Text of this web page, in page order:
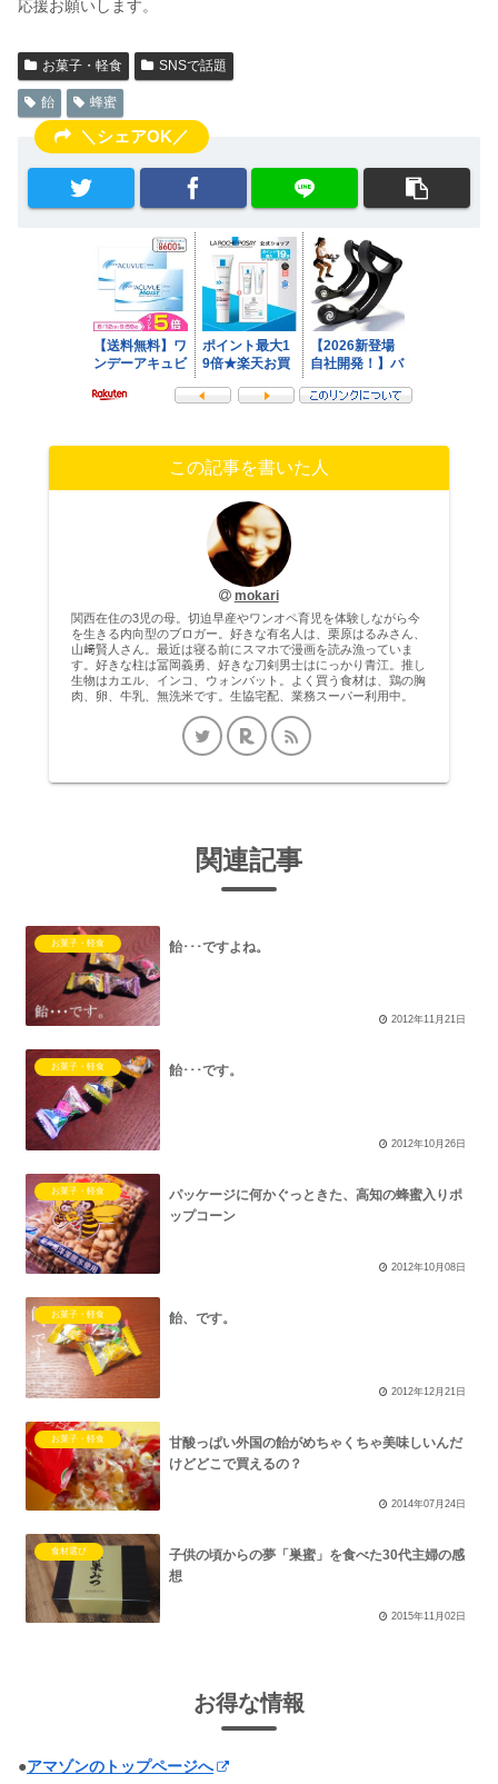
応援お願いします。
お菓子・軽食 SNSで話題
飴 蜂蜜
＼シェアOK／
この記事を書いた人
mokari
関西在住の3児の母。切迫早産やワンオペ育児を体験しながら今
を生きる内向型のブロガー。好きな有名人は、栗原はるみさん、
山﨑賢人さん。最近は寝る前にスマホで漫画を読み漁っていま
す。好きな柱は冨岡義勇、好きな刀剣男士はにっかり青江。推し
生物はカエル、インコ、ウォンバット。よく買う食材は、鶏の胸
肉、卵、牛乳、無洗米です。生協宅配、業務スーパー利用中。
関連記事
お菓子・軽食 飴･･･ですよね。
2012年11月21日
お菓子・軽食 飴･･･です。
2012年10月26日
お菓子・軽食
パッケージに何かぐっときた、高知の蜂蜜入りポ
ップコーン
2012年10月08日
お菓子・軽食 飴、です。
2012年12月21日
お菓子・軽食
甘酸っぱい外国の飴がめちゃくちゃ美味しいんだ
けどどこで買えるの？
2014年07月24日
食材選び
子供の頃からの夢「巣蜜」を食べた30代主婦の感
想
2015年11月02日
お得な情報
●アマゾンのトップページへ